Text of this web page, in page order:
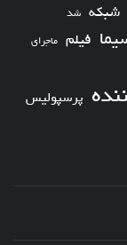
شبکه شد
فیلم ماجرای
پرسپولیس